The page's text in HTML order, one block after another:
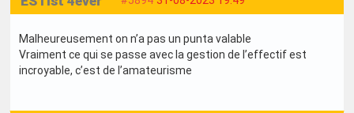
Malheureusement on n’a pas un punta valable
Vraiment ce qui se passe avec la gestion de l’effectif est
incroyable, c’est de l’amateurisme